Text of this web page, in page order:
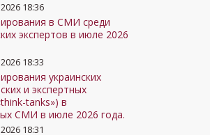
18:36
в СМИ среди
экспертов в июле 2026
18:33
украинских
и экспертных
tanks») в
СМИ в июле 2026 года.
18:31